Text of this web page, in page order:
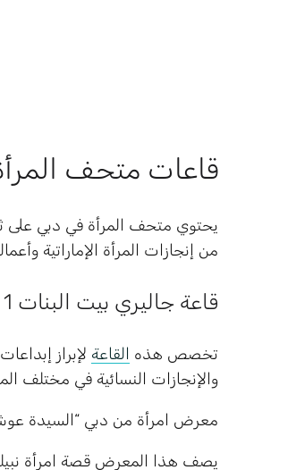
قاعات متحف
يحتوي متحف المرأة في دبي على
من إنجازات المرأة الإماراتية
قاعة جاليري بيت البنات 1
تخصص هذه القاعة لإبراز
والإنجازات النسائية في مختلف
معرض امرأة من دبي “السيدة
يصف هذا المعرض قصة امرأة